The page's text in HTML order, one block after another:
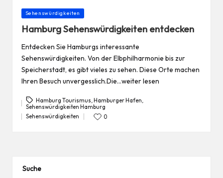
Posted
Sehenswürdigkeiten
Hamburg Sehenswürdigkeiten entdecken
Entdecken Sie Hamburgs interessante
Sehenswürdigkeiten. Von der Elbphilharmonie bis zur
Speicherstadt, es gibt vieles zu sehen. Diese Orte machen
Ihren Besuch unvergesslich.Die…weiter lesen
Tags:
Hamburg Tourismus ,Hamburger Hafen
Sehenswürdigkeiten Hamburg
Posted
Sehenswürdigkeiten 0
Suche